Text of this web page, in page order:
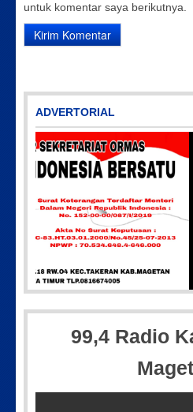
untuk komentar saya berikutnya.
ADVERTORIAL
35-604
99,4 Radio